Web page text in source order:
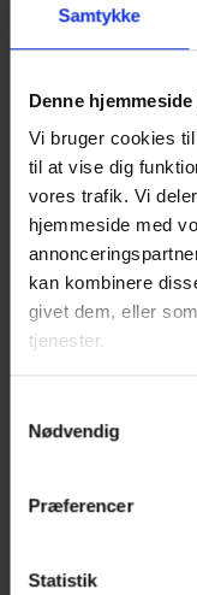
Samtykke
Denne
Vi bruger cookies
til at vise dig
vores trafik. Vi
hjemmeside med
kan kombinere
givet dem, eller
tjenester.
Nødvendig
Præferencer
Statistik
Fotograf: Egon Nielsen